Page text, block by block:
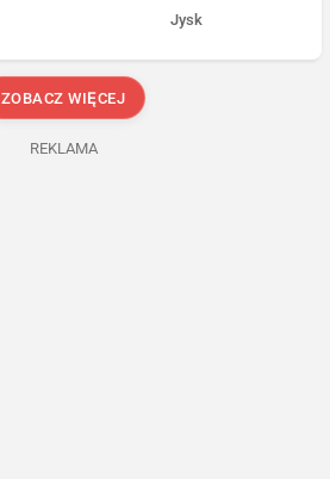
Jysk
ZOBACZ WIĘCEJ
REKLAMA